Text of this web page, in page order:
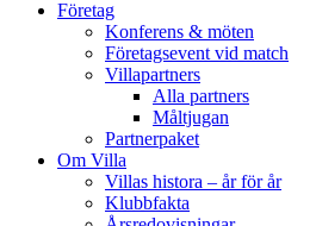
Företag
Konferens & möten
Företagsevent vid match
Villapartners
Alla partners
Måltjugan
Partnerpaket
Om Villa
Villas histora – år för år
Klubbfakta